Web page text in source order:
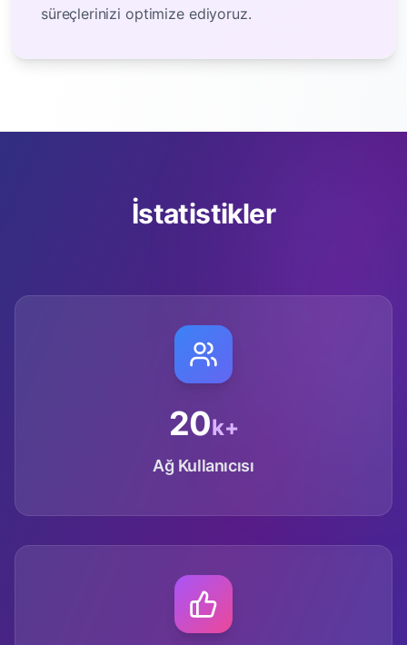
süreçlerinizi optimize ediyoruz.
İstatistikler
20k+
Ağ Kullanıcısı